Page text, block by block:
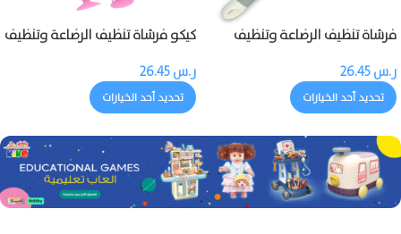
فرشاة تنظيف الرضاعة وتنظيف
ر.س
تحديد أحد الخيارات
كيكو فرشاة تنظيف الرضاعة وتنظيف
ر.س
تحديد أحد الخيارات